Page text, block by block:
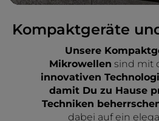
Kompaktgeräte
Unsere
Mikrowellen sind mit
innovativen
damit Du zu Hause
Techniken
dabei auf ein